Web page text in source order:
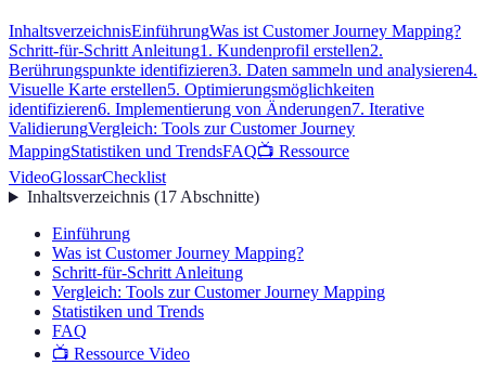
InhaltsverzeichnisEinführungWas ist Customer Journey Mapping?
Schritt-für-Schritt Anleitung1. Kundenprofil erstellen2.
Berührungspunkte identifizieren3. Daten sammeln und analysieren4.
Visuelle Karte erstellen5. Optimierungsmöglichkeiten
identifizieren6. Implementierung von Änderungen7. Iterative
ValidierungVergleich: Tools zur Customer Journey
MappingStatistiken und TrendsFAQ📺 Ressource
VideoGlossarChecklist
Inhaltsverzeichnis(17Abschnitte)
Einführung
Was ist Customer Journey Mapping?
Schritt-für-Schritt Anleitung
Vergleich: Tools zur Customer Journey Mapping
Statistiken und Trends
FAQ
📺 Ressource Video